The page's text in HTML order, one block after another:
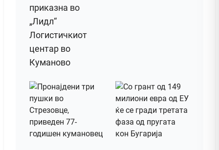
приказна во
„Лидл“
Логистичкиот
центар во
Куманово